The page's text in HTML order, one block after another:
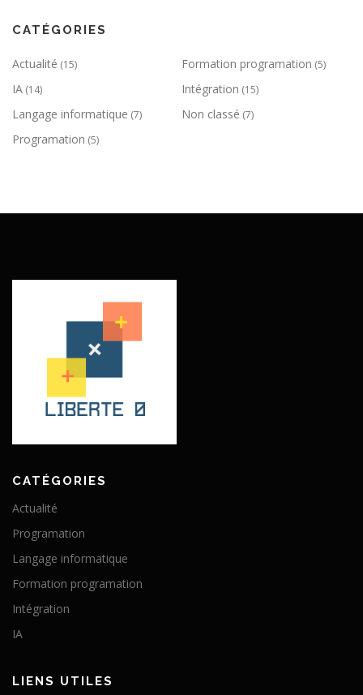
CATÉGORIES
Actualité (15) Formation programation (5)
IA (14) Intégration (15)
Langage informatique (7) Non classé (7)
Programation (5)
CATÉGORIES
Actualité
Programation
Langage informatique
Formation programation
Intégration
IA
LIENS UTILES